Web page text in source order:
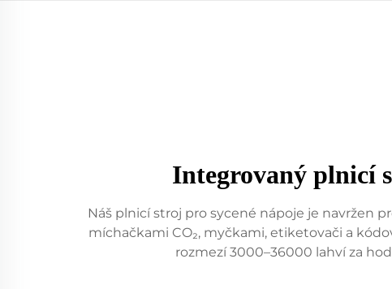
Integrovaný plnicí
Náš plnicí stroj pro sycené nápoje je navržen
míchačkami CO₂, myčkami, etiketovači a
rozmezí 3000–36000 lahví za